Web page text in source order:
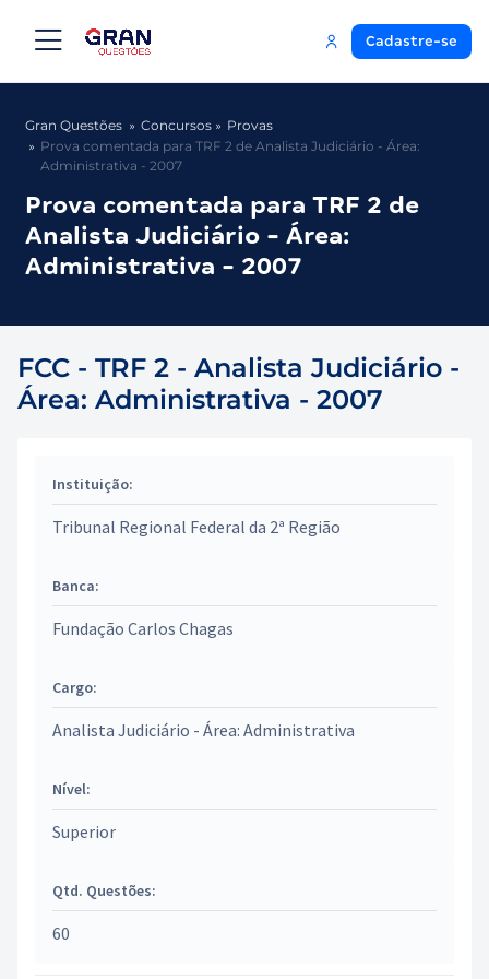
Cadastre-se
Gran Questões Concursos
Provas
Prova comentada para TRF 2 de Analista Judiciário - Área:
Administrativa - 2007
Prova comentada para TRF 2 de
Analista Judiciário - Área:
Administrativa - 2007
FCC - TRF 2 - Analista Judiciário -
Área: Administrativa - 2007
Instituição:
Tribunal Regional Federal da 2ª Região
Banca:
Fundação Carlos Chagas
Cargo:
Analista Judiciário - Área: Administrativa
Nível:
Superior
Qtd. Questões:
60